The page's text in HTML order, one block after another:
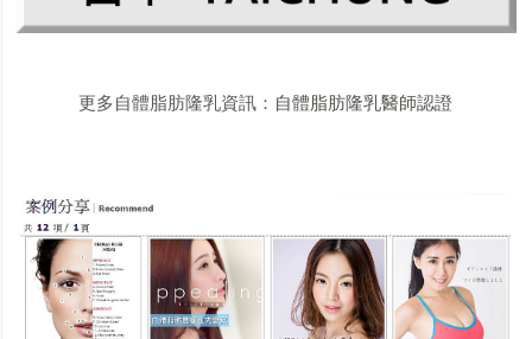
更多自體脂肪隆乳資訊： 自體脂肪隆乳醫師認證